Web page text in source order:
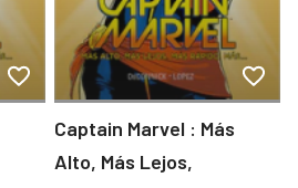
Captain Marvel : Más
Alto, Más Lejos,